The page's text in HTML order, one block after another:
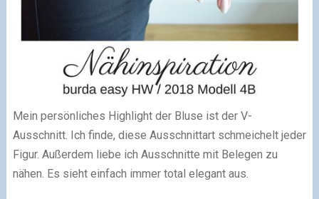
Mein persönliches Highlight der Bluse ist der V-
Ausschnitt. Ich finde, diese Ausschnittart schmeichelt jeder
Figur. Außerdem liebe ich Ausschnitte mit Belegen zu
nähen. Es sieht einfach immer total elegant aus.